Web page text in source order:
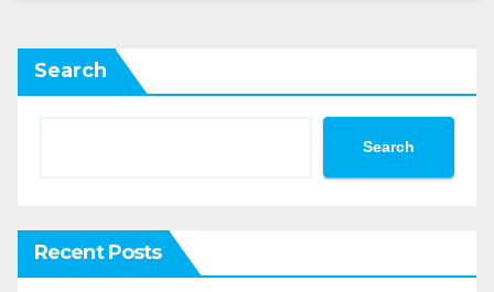
Search
Search
Recent Posts